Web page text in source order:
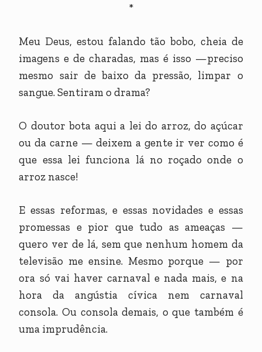
*
Meu Deus, estou falando tão bobo, cheia de
imagens e de charadas, mas é isso —preciso
mesmo sair de baixo da pressão, limpar o
sangue. Sentiram o drama?
O doutor bota aqui a lei do arroz, do açúcar
ou da carne — deixem a gente ir ver como é
que essa lei funciona lá no roçado onde o
arroz nasce!
E essas reformas, e essas novidades e essas
promessas e pior que tudo as ameaças —
quero ver de lá, sem que nenhum homem da
televisão me ensine. Mesmo porque — por
ora só vai haver carnaval e nada mais, e na
hora da angústia cívica nem carnaval
consola. Ou consola demais, o que também é
uma imprudência.